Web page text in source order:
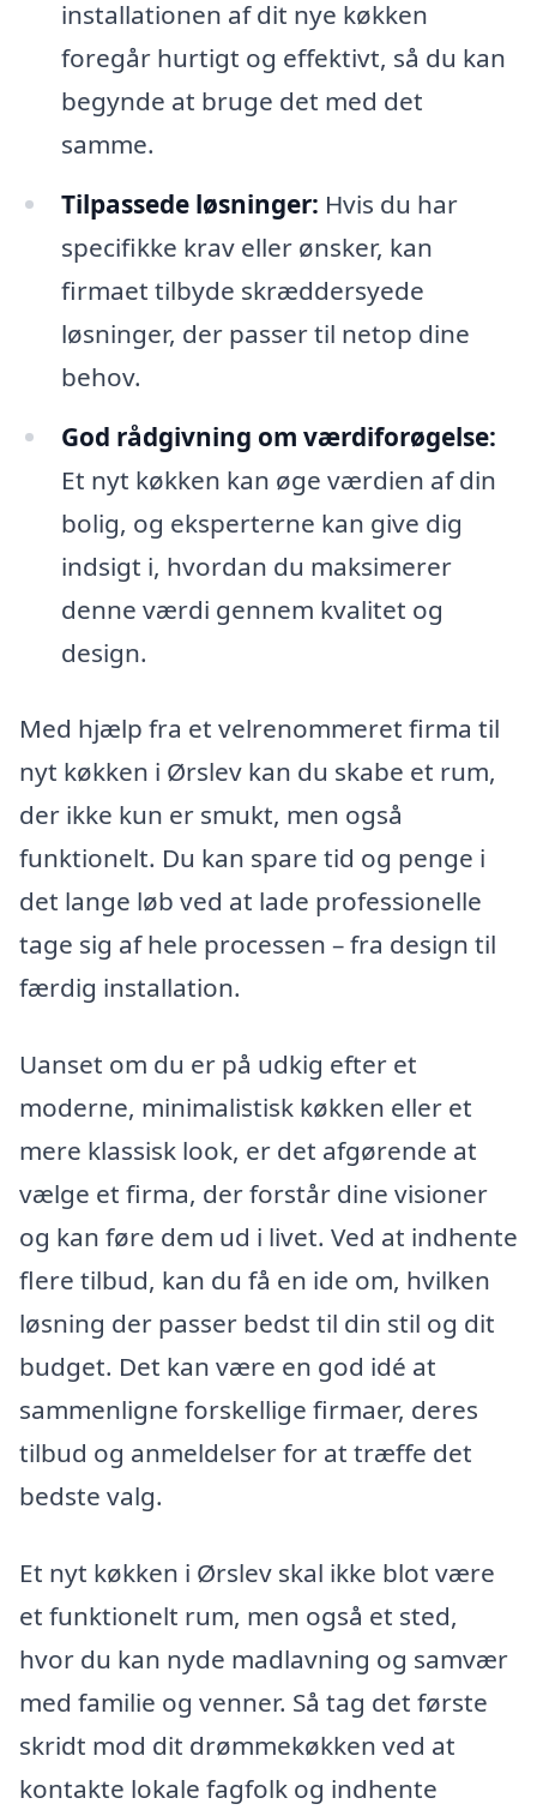
installationen af dit nye køkken
foregår hurtigt og effektivt, så du kan
begynde at bruge det med det
samme.
Tilpassede løsninger: Hvis du har
specifikke krav eller ønsker, kan
firmaet tilbyde skræddersyede
løsninger, der passer til netop dine
behov.
God rådgivning om værdiforøgelse:
Et nyt køkken kan øge værdien af din
bolig, og eksperterne kan give dig
indsigt i, hvordan du maksimerer
denne værdi gennem kvalitet og
design.
Med hjælp fra et velrenommeret firma til
nyt køkken i Ørslev kan du skabe et rum,
der ikke kun er smukt, men også
funktionelt. Du kan spare tid og penge i
det lange løb ved at lade professionelle
tage sig af hele processen – fra design til
færdig installation.
Uanset om du er på udkig efter et
moderne, minimalistisk køkken eller et
mere klassisk look, er det afgørende at
vælge et firma, der forstår dine visioner
og kan føre dem ud i livet. Ved at indhente
flere tilbud, kan du få en ide om, hvilken
løsning der passer bedst til din stil og dit
budget. Det kan være en god idé at
sammenligne forskellige firmaer, deres
tilbud og anmeldelser for at træffe det
bedste valg.
Et nyt køkken i Ørslev skal ikke blot være
et funktionelt rum, men også et sted,
hvor du kan nyde madlavning og samvær
med familie og venner. Så tag det første
skridt mod dit drømmekøkken ved at
kontakte lokale fagfolk og indhente